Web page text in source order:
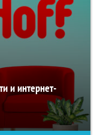
и интернет-